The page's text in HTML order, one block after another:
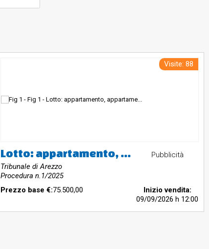
Visite: 88
Lotto: appartamento, appartamento, appartamento, deposito, deposito, bene comune non censibile, bene comune non censibile, bene comune non censibile, bene comune non censibile
Tribunale di Arezzo
Procedura n.1/2025
Pubblicità
Prezzo base €:75.500,00
Inizio vendita:
09/09/2026 h 12:00